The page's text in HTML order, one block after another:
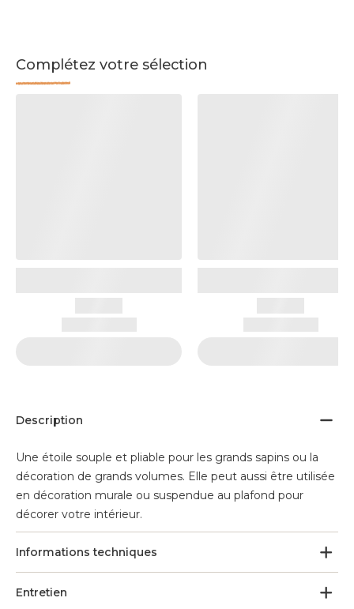
Complétez votre sélection
Description
Une étoile souple et pliable pour les grands sapins ou la
décoration de grands volumes. Elle peut aussi être utilisée
en décoration murale ou suspendue au plafond pour
décorer votre intérieur.
Informations techniques
Entretien